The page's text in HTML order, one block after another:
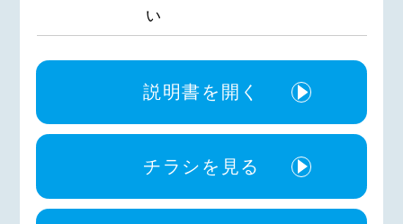
1.申込人は、当金庫が加盟する個人
信用情報機関および同機関と提携す
人情報（当該各機関の加盟会員によ
って登録される契約内容、返済状況
等の情報のほか、当該各機関 によ
官報情報等を含む）が登録されてい
る場合には、当金庫がそれ を与信
（7）他の事業者等から個人情報の
当該業務を適切に遂行するため
（9）市場調査ならびにﾃﾞｰﾀ分析や
ﾋﾞｽの研究や開発のため
い
説明書を開く
チラシを見る